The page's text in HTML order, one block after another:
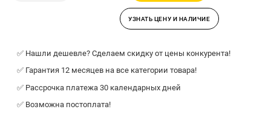
УЗНАТЬ ЦЕНУ И НАЛИЧИЕ
✅ Нашли дешевле? Сделаем скидку от цены конкурента!
✅ Гарантия 12 месяцев на все категории товара!
✅ Рассрочка платежа 30 календарных дней
✅ Возможна постоплата!